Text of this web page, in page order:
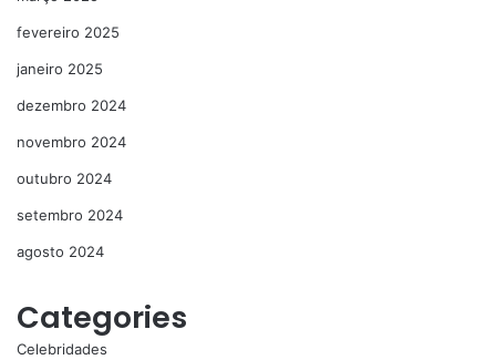
fevereiro 2025
janeiro 2025
dezembro 2024
novembro 2024
outubro 2024
setembro 2024
agosto 2024
Categories
Celebridades